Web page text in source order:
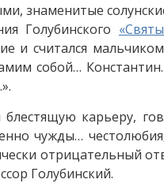
знаменитые
Голубинского
и считался
собой…
карьеру,
чужды…
отрицательный
Голубинский.